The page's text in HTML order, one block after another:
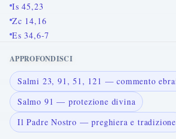
Is 45,23
Zc 14,16
Es 34,6-7
APPROFONDISCI
Salmi 23, 91, 51, 121 — commento
Salmo 91 — protezione divina
Il Padre Nostro — preghiera e tradizione